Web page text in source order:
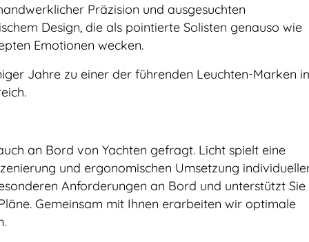
Präzision und ausgesuchten
Design, die als pointierte Solisten genauso wie
Emotionen wecken.
Jahre zu einer der führenden Leuchten-Marken
an Bord von Yachten gefragt. Licht spielt eine
und ergonomischen Umsetzung
Anforderungen an Bord und unterstützt Sie
Gemeinsam mit Ihnen erarbeiten wir optimale